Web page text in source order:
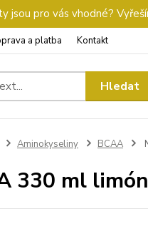
pro vás vhodné?
a platba Kontakt
Hledat
Aminokyseliny BCAA
330 ml